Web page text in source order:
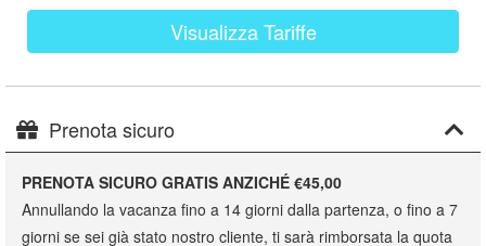
Visualizza Tariffe
Prenota sicuro
PRENOTA SICURO GRATIS ANZICHÉ €45,00
Annullando la vacanza fino a 14 giorni dalla partenza, o fino a 7
giorni se sei già stato nostro cliente, ti sarà rimborsata la quota